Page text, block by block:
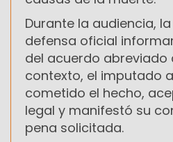
Durante la audiencia,
defensa oficial
del acuerdo abreviado
contexto, el imputado
cometido el hecho,
legal y manifestó su
pena solicitada.